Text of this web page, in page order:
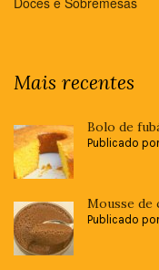
Mais recentes
Bolo de
Publicado
Mousse de
Publicado